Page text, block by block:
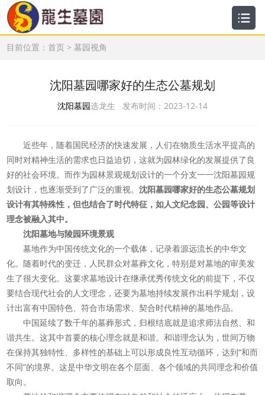
目前位置：首页 >墓园视角
沈阳墓园哪家好的生态公墓规划
沈阳墓园选龙生 发布时间：2023-12-14
近些年，随着国民经济的快速发展，人们在物质生活水平提高的
同时对精神生活的需求也日益迫切，这就为园林绿化的发展提供了良
好的社会环境。而作为园林景观规划设计的一个分支一一沈阳墓园规
划设计，也逐渐受到了广泛的重视。沈阳墓园哪家好的生态公墓规划
设计有其特殊性，但也结合了时代特征，如人文纪念园、公园等设计
理念被融入其中。
沈阳墓地与陵园环境景观
墓地作为中国传统文化的一个载体，记录着源远流长的中华文
化。随着时代的变迁，人民群众对墓葬文化，特别是对墓地的审美发
生了很大变化。这要求墓地设计在继承优秀传统文化的前提下，不仅
要结合现代社会的人文理念，还要为墓地持续发展作出科学规划，设
计出富有中国特色、符合市场需求、契合时代精神的墓地作品。
中国延续了数千年的墓葬形式，归根结底就是追求师法自然、和
谐共生。这其中首要的核心理念就是和谐。和谐理念认为，世间万物
在保持其独特性、多样性的基础上可以形成良性互动循环，达到“和而
不同”的境界。这是中华文明在各个层面、各个领域的共同理念和价值
取向。